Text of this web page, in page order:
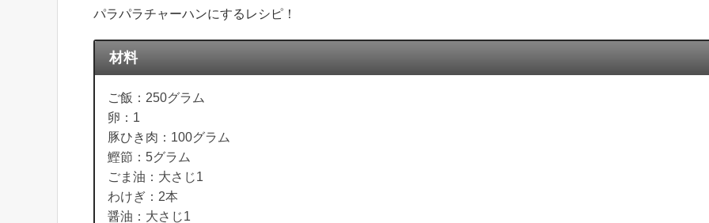
パラパラチャーハンにするレシピ！
材料
ご飯：250グラム
卵：1
豚ひき肉：100グラム
鰹節：5グラム
ごま油：大さじ1
わけぎ：2本
醤油：大さじ1